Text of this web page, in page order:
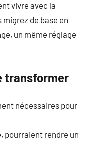
vivre avec la
de base en
un même réglage
transformer
nécessaires pour
pourraient rendre un